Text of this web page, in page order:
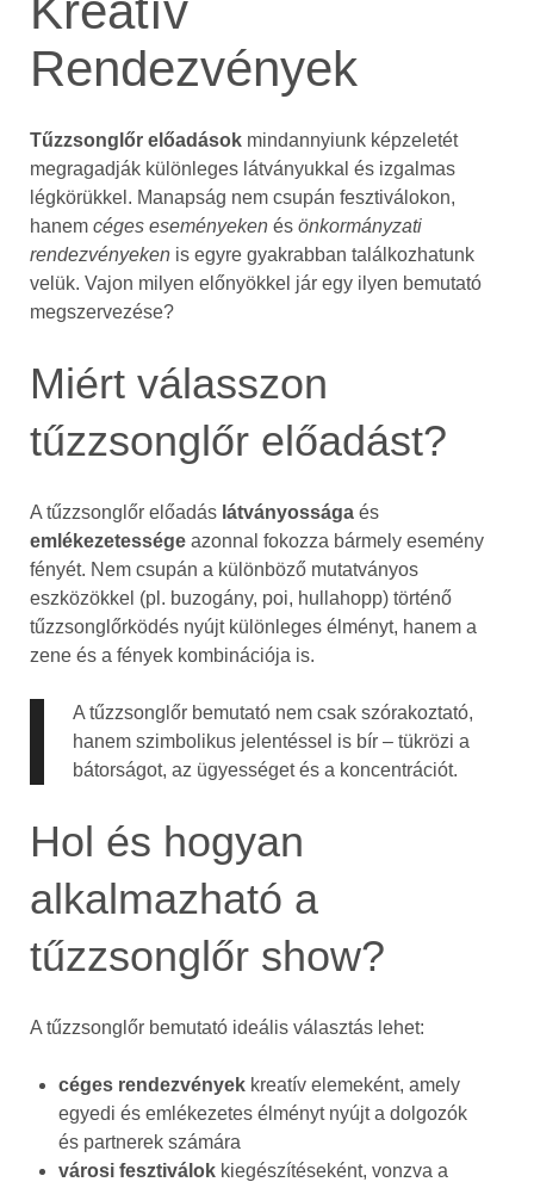
Kreatív
Rendezvények
Tűzzsonglőr előadásokmindannyiunk képzeletét
megragadják különleges látványukkal és izgalmas
légkörükkel. Manapság nem csupán fesztiválokon,
hanem céges eseményekenés önkormányzati
rendezvényekenis egyre gyakrabban találkozhatunk
velük. Vajon milyen előnyökkel jár egy ilyen bemutató
megszervezése?
Miért válasszon
tűzzsonglőr előadást?
A tűzzsonglőr előadás látványosságaés
emlékezetességeazonnal fokozza bármely esemény
fényét. Nem csupán a különböző mutatványos
eszközökkel (pl. buzogány, poi, hullahopp) történő
tűzzsonglőrködés nyújt különleges élményt, hanem a
zene és a fények kombinációja is.
A tűzzsonglőr bemutató nem csak szórakoztató,
hanem szimbolikus jelentéssel is bír – tükrözi a
bátorságot, az ügyességet és a koncentrációt.
Hol és hogyan
alkalmazható a
tűzzsonglőr show?
A tűzzsonglőr bemutató ideális választás lehet:
céges rendezvényekkreatív elemeként, amely
egyedi és emlékezetes élményt nyújt a dolgozók
és partnerek számára
városi fesztiválokkiegészítéseként, vonzva a